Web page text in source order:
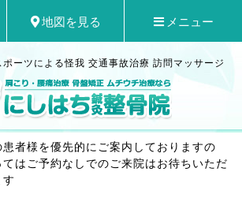
ーツによる怪我 交通事故治療 訪問マッサージ
患者様を優先的にご案内しておりますの
はご予約なしでのご来院はお待ちいただ
地図を見る メニュー